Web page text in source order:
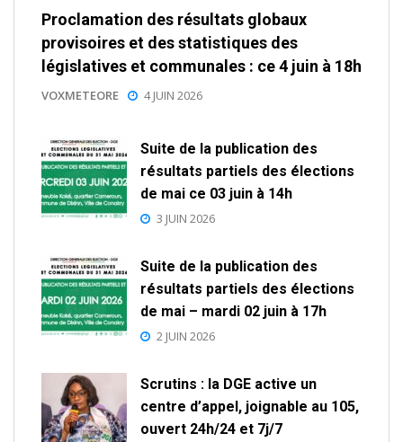
Proclamation des résultats globaux
provisoires et des statistiques des
législatives et communales : ce 4 juin à 18h
VOXMETEORE 4 JUIN 2026
Suite de la publication des
résultats partiels des élections
de mai ce 03 juin à 14h
3 JUIN 2026
Suite de la publication des
résultats partiels des élections
de mai – mardi 02 juin à 17h
2 JUIN 2026
Scrutins : la DGE active un
centre d’appel, joignable au 105,
ouvert 24h/24 et 7j/7